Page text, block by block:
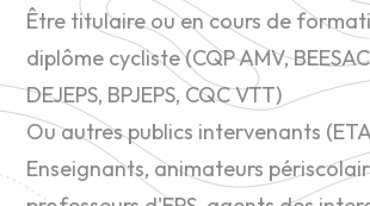
Être titulaire ou en cours de
diplôme cycliste (CQP AMV,
DEJEPS, BPJEPS, CQC VTT)
Ou autres publics intervenants
Enseignants, animateurs